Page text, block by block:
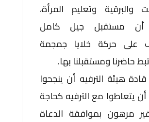
والبرقية وتعليم المرأة،
أن مستقبل جيل كامل
على حركة خلايا جمجمة
حاضرنا ومستقبلنا بها.
قادة هيئة الترفيه أن ينجحوا
يتعاطوا مع الترفيه كحاجة
مرهون بموافقة الدعاة